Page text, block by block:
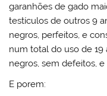
garanhões de gado
testículos de outros 9
negros, perfeitos, e
num total do uso de
negros, sem defeitos,
E porem: